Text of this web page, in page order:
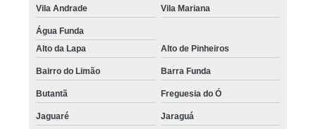
Vila Andrade Vila Mariana
Água Funda
Alto da Lapa
Alto de Pinheiros
Bairro do Limão Barra Funda
Butantã Freguesia do Ó
Jaguaré Jaraguá